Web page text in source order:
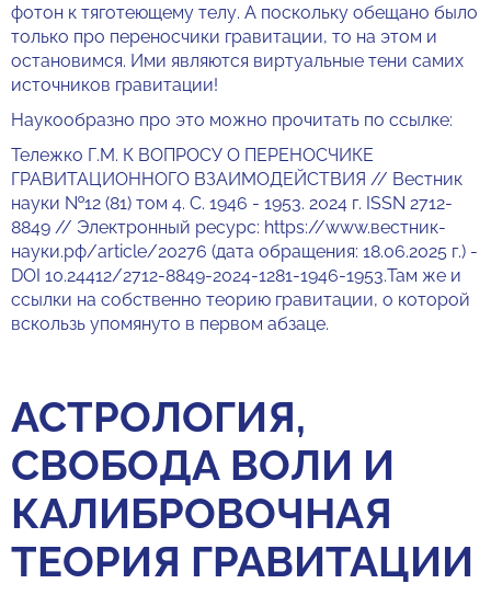
фотон к тяготеющему телу. А поскольку обещано было
только про переносчики гравитации, то на этом и
остановимся. Ими являются виртуальные тени самих
источников гравитации!
Наукообразно про это можно прочитать по ссылке:
Тележко Г.М. К ВОПРОСУ О ПЕРЕНОСЧИКЕ
ГРАВИТАЦИОННОГО ВЗАИМОДЕЙСТВИЯ // Вестник
науки №12 (81) том 4. С. 1946 - 1953. 2024 г. ISSN 2712-
8849 // Электронный ресурс: https://www.вестник-
науки.рф/article/20276 (дата обращения: 18.06.2025 г.) -
DOI 10.24412/2712-8849-2024-1281-1946-1953.Там же и
ссылки на собственно теорию гравитации, о которой
вскользь упомянуто в первом абзаце.
АСТРОЛОГИЯ,
СВОБОДА ВОЛИ И
КАЛИБРОВОЧНАЯ
ТЕОРИЯ ГРАВИТАЦИИ